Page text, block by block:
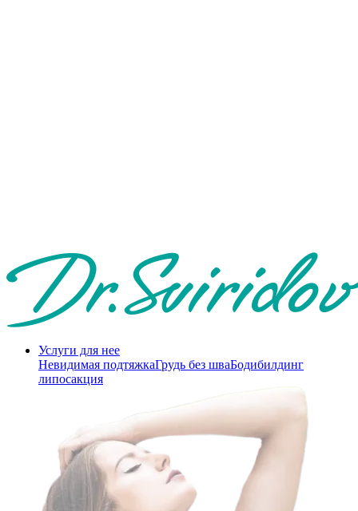
Услуги для нее
Невидимая подтяжкаГрудь без шваБодибилдинг
липосакция